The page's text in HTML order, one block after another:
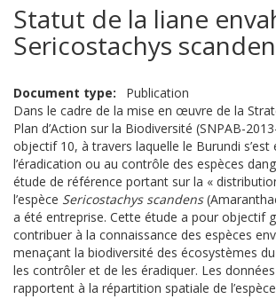
Statut de la liane
Sericostachys
Document type
Publication
Dans le cadre de la mise en œuvre de la
Plan d’Action sur la Biodiversité (SNPAB-
objectif 10, à travers laquelle le Burundi s’est
l’éradication ou au contrôle des espèces
étude de référence portant sur la «
l’espèce Sericostachys scandens
a été entreprise. Cette étude a pour objectif
contribuer à la connaissance des espèces
menaçant la biodiversité des écosystèmes
les contrôler et de les éradiquer. Les
rapportent à la répartition spatiale de